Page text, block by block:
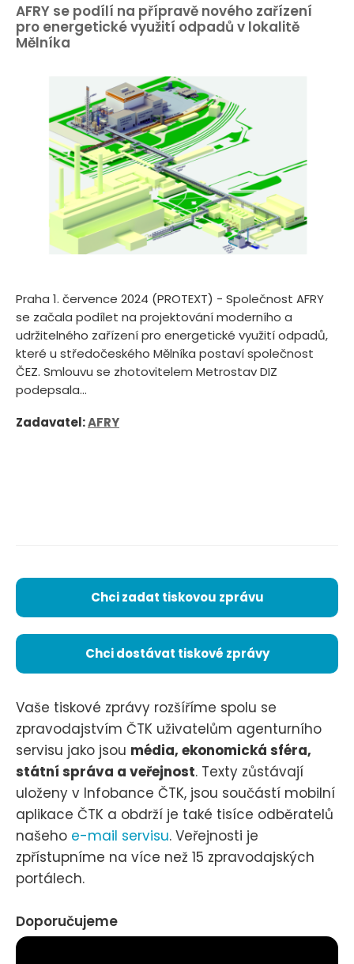
AFRY se podílí na přípravě nového zařízení
pro energetické využití odpadů v lokalitě
Mělníka
Praha 1. července 2024 (PROTEXT) - Společnost AFRY
se začala podílet na projektování moderního a
udržitelného zařízení pro energetické využití odpadů,
které u středočeského Mělníka postaví společnost
ČEZ. Smlouvu se zhotovitelem Metrostav DIZ
podepsala...
Zadavatel:AFRY
Chci zadat tiskovou zprávu
Chci dostávat tiskové zprávy
Vaše tiskové zprávy rozšíříme spolu se
zpravodajstvím ČTK uživatelům agenturního
servisu jako jsou média, ekonomická sféra,
státní správa a veřejnost. Texty zůstávají
uloženy v Infobance ČTK, jsou součástí mobilní
aplikace ČTK a obdrží je také tisíce odběratelů
našeho e-mail servisu. Veřejnosti je
zpřístupníme na více než 15 zpravodajských
portálech.
Doporučujeme